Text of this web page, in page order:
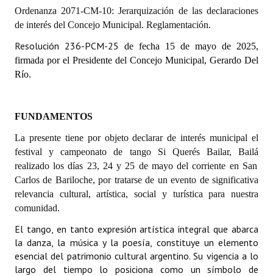
Digesto
DOCUMENTOS
Proyectos Presentados
Dictámenes Asesoría Letrada
Actas de Sesión
Informes de Unidad Coordinadora
Ejecución Presupuestaria
Actas de Audiencias Públicas
NORMATIVA
Ordenanza 2071-CM-10: Jerarquización de las declaraciones
de interés del Concejo Municipal. Reglamentación.
Resolución 236-PCM-25 de fecha 15 de mayo de 2025,
firmada por el Presidente del Concejo Municipal, Gerardo Del
Río.
FUNDAMENTOS
La presente tiene por objeto declarar de interés municipal el
festival y campeonato de tango Si Querés Bailar, Bailá
realizado los días 23, 24 y 25 de mayo del corriente en San
Carlos de Bariloche, por tratarse de un evento de significativa
relevancia cultural, artística, social y turística para nuestra
comunidad.
El tango, en tanto expresión artística integral que abarca
la danza, la música y la poesía, constituye un elemento
esencial del patrimonio cultural argentino. Su vigencia a lo
largo del tiempo lo posiciona como un símbolo de